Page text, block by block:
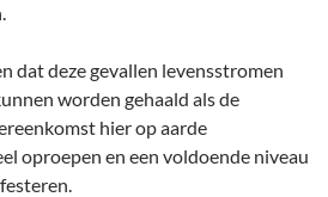
dat deze gevallen levensstromen
worden gehaald als de
hier op aarde
oproepen en een voldoende niveau